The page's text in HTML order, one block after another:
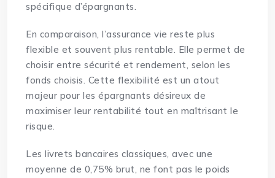
spécifique d’épargnants.
En comparaison, l’assurance vie reste plus
flexible et souvent plus rentable. Elle permet de
choisir entre sécurité et rendement, selon les
fonds choisis. Cette flexibilité est un atout
majeur pour les épargnants désireux de
maximiser leur rentabilité tout en maîtrisant le
risque.
Les livrets bancaires classiques, avec une
moyenne de 0,75% brut, ne font pas le poids